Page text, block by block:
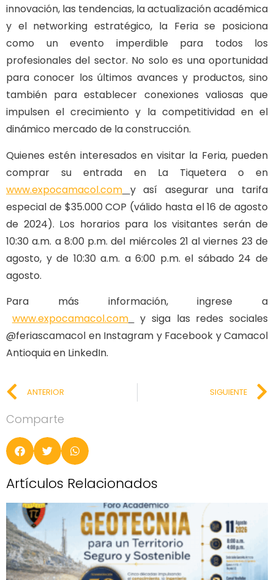
innovación, las tendencias, la actualización académica
y el networking estratégico, la Feria se posiciona
como un evento imperdible para todos los
profesionales del sector. No solo es una oportunidad
para conocer los últimos avances y productos, sino
también para establecer conexiones valiosas que
impulsen el crecimiento y la competitividad en el
dinámico mercado de la construcción.
Quienes estén interesados en visitar la Feria, pueden
comprar su entrada en La Tiquetera o en
www.expocamacol.com y así asegurar una tarifa
especial de $35.000 COP (válido hasta el 16 de agosto
de 2024). Los horarios para los visitantes serán de
10:30 a.m. a 8:00 p.m. del miércoles 21 al viernes 23 de
agosto, y de 10:30 a.m. a 6:00 p.m. el sábado 24 de
agosto.
Para más información, ingrese a
www.expocamacol.com
y siga las redes sociales
@feriascamacol en Instagram y Facebook y Camacol
Antioquia en LinkedIn.
ANTERIOR SIGUIENTE
Comparte
Artículos Relacionados